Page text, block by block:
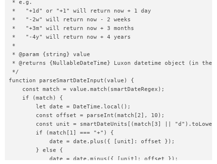
* e.g.
*   "+1d" or "+1" will return now + 1 day
*   "-2w" will return now - 2 weeks
*   "+3m" will return now + 3 months
*   "-4y" will return now + 4 years
*
* @param {string} value
* @returns {NullableDateTime} Luxon datetime object (in
*/
function parseSmartDateInput(value) {
    const match = value.match(smartDateRegex);
    if (match) {
        let date = DateTime.local();
        const offset = parseInt(match[2], 10);
const unit = smartDateUnits[(match[3] ||
        if (match[1] === "+") {
            date = date.plus({ [unit]: offset });
        } else {
            date = date.minus({ [unit]: offset });